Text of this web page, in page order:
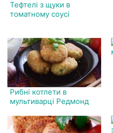
Тефтелі з щуки в
томатному соусі
Рибні котлети в
мультиварці Редмонд